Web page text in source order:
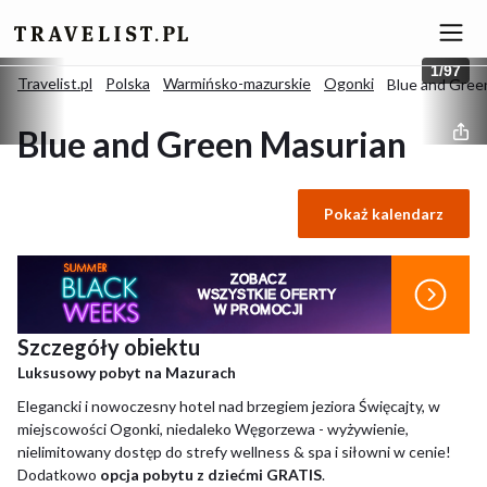
Travelist.pl Polska Warmińsko-mazurskie Ogonki Blue and
Blue and Green Masurian
Hotel Marina&MediSPA
(Znakomity) 15 opinii
1/97
Pokaż kalendarz
ZOBACZ
WSZYSTKIE OFERTY
W PROMOCJI
Szczegóły obiektu
Luksusowy pobyt na Mazurach
Elegancki i nowoczesny hotel nad brzegiem jeziora Święcajty, w
miejscowości Ogonki, niedaleko Węgorzewa - wyżywienie,
nielimitowany dostęp do strefy wellness & spa i siłowni w cenie!
Dodatkowo opcja pobytu z dziećmi GRATIS.